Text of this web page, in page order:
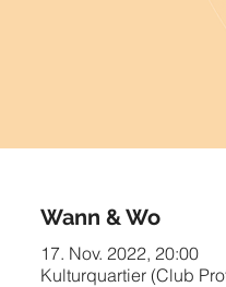
Wann & Wo
17. Nov. 2022, 20:00
Kulturquartier (Club